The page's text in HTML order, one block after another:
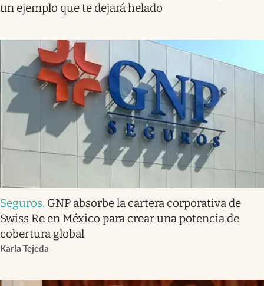
un ejemplo que te dejará helado
Seguros. GNP absorbe la cartera corporativa de
Swiss Re en México para crear una potencia de
cobertura global
Karla Tejeda